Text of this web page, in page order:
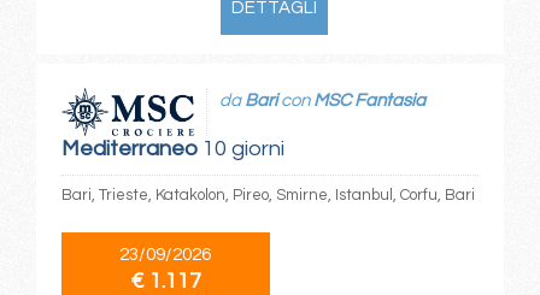
DETTAGLI
Mediterraneo10 giorni
da Baricon MSC Fantasia
Bari, Trieste, Katakolon, Pireo, Smirne, Istanbul, Corfu, Bari
23/09/2026
€ 1.117